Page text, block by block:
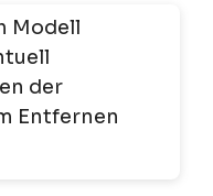
Modell
der
Entfernen